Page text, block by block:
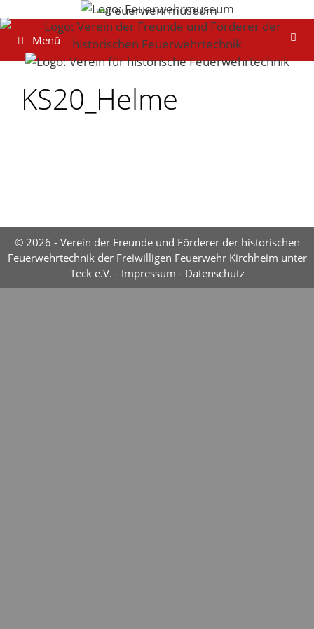
Inhalt
springenMenü
KS20_Helme
© 2026 - Verein der Freunde und Förderer der historischen
Feuerwehrtechnik der Freiwilligen Feuerwehr Kirchheim unter
Teck e.V. - Impressum - Datenschutz